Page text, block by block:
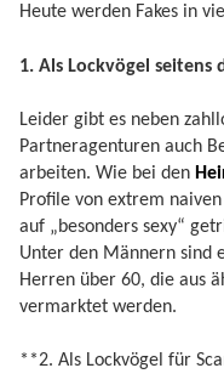
Heute werden Fakes in
1. Als Lockvögel seitens
Leider gibt es neben
Partneragenturen auch
arbeiten. Wie bei den
Profile von extrem
auf „besonders sexy“
Unter den Männern sind
Herren über 60, die aus
vermarktet werden.
**2. Als Lockvögel für